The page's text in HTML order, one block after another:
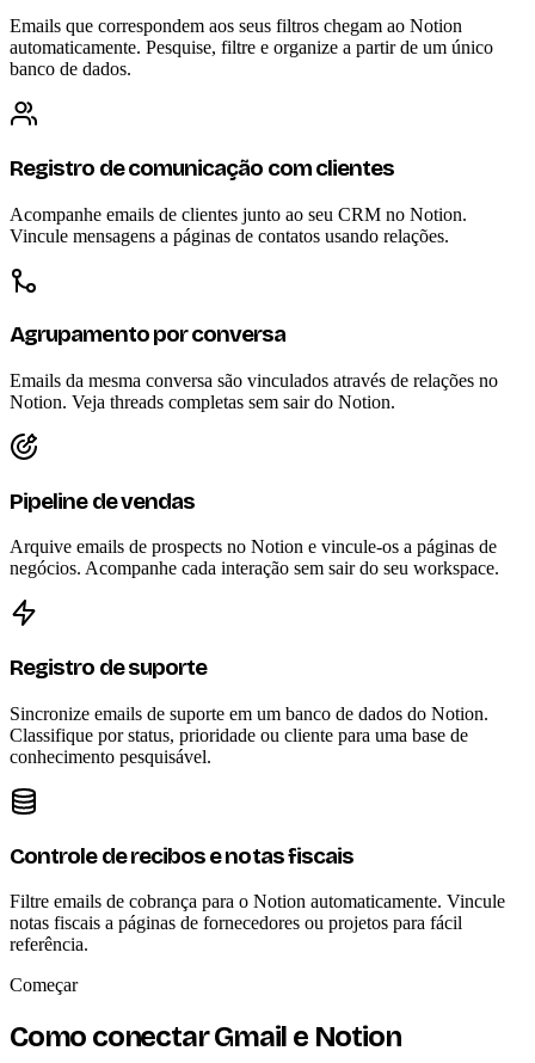
Emails que correspondem aos seus filtros chegam ao Notion
automaticamente. Pesquise, filtre e organize a partir de um único
banco de dados.
Registro de comunicação com clientes
Acompanhe emails de clientes junto ao seu CRM no Notion.
Vincule mensagens a páginas de contatos usando relações.
Agrupamento por conversa
Emails da mesma conversa são vinculados através de relações no
Notion. Veja threads completas sem sair do Notion.
Pipeline de vendas
Arquive emails de prospects no Notion e vincule-os a páginas de
negócios. Acompanhe cada interação sem sair do seu workspace.
Registro de suporte
Sincronize emails de suporte em um banco de dados do Notion.
Classifique por status, prioridade ou cliente para uma base de
conhecimento pesquisável.
Controle de recibos e notas fiscais
Filtre emails de cobrança para o Notion automaticamente. Vincule
notas fiscais a páginas de fornecedores ou projetos para fácil
referência.
Começar
Como conectar Gmail e Notion